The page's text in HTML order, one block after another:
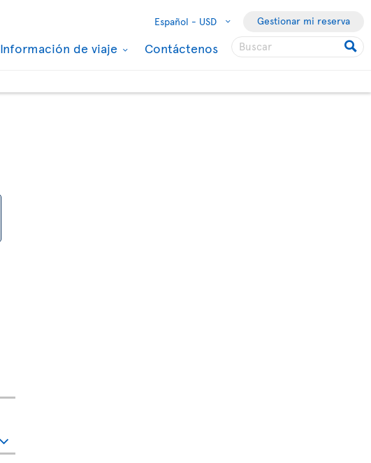
Español - USD Gestionar mi reserva
Información de viaje Contáctenos